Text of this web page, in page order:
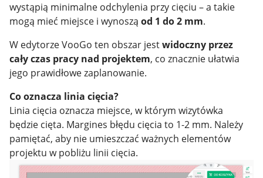
wystąpią minimalne odchylenia przy cięciu – a takie
mogą mieć miejsce i wynoszą od 1 do 2 mm.
W edytorze VooGo ten obszar jestwidoczny przez
cały czas pracy nad projektem, co znacznie ułatwia
jego prawidłowe zaplanowanie.
Co oznacza linia cięcia?
Linia cięcia oznacza miejsce, w którym wizytówka
będzie cięta. Margines błędu cięcia to 1-2 mm. Należy
pamiętać, aby nie umieszczać ważnych elementów
projektu w pobliżu linii cięcia.